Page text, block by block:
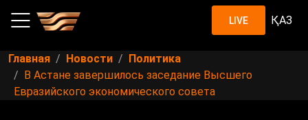
LIVE ҚАЗ
Главная Новости
Политика
В Астане завершилось заседание Высшего
Евразийского экономического совета